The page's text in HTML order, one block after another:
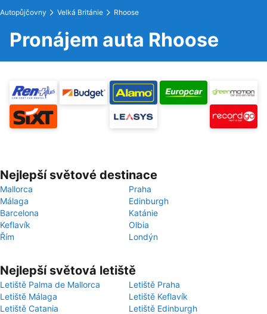
Autopůjčovny Velká Británie Rhoose
Pronájem auta Rhoose
Nejlepší světové destinace
Mallorca
Praha
Málaga
Edinburgh
Barcelona
Katánie
Keflavík
Olbia
Řím
Londýn
Nejlepší světová letiště
Letiště Palma de Mallorca
Letiště Praha
Letiště Málaga
Letiště Keflavík
Letiště Catania
Letiště Edinburgh